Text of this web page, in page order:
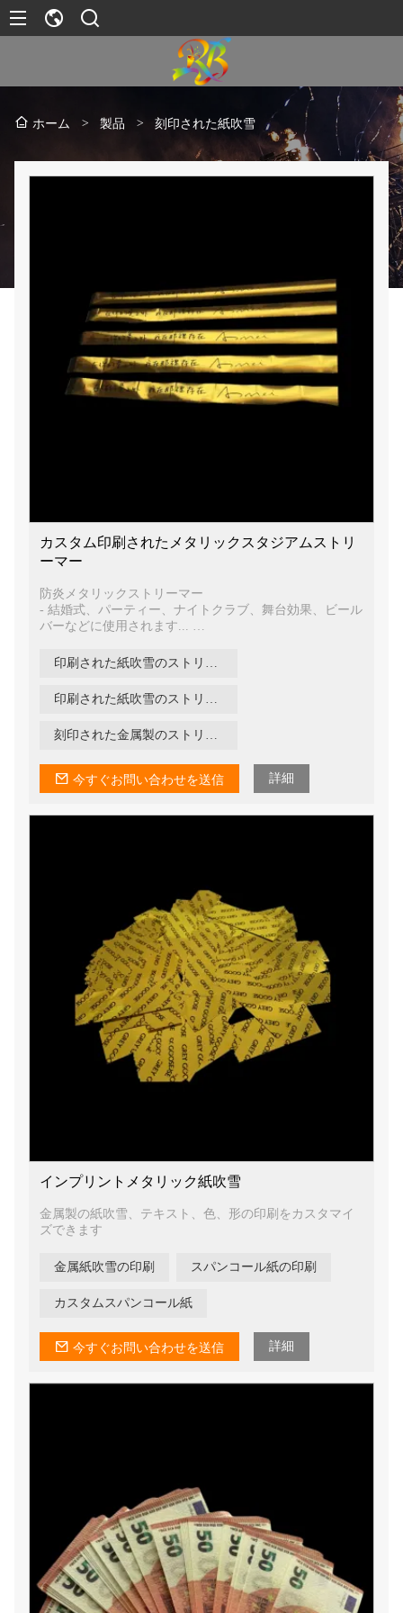
ホーム > 製品 > 刻印された紙吹雪
カスタム印刷されたメタリックスタジアムストリ
ーマー
防炎メタリックストリーマー
- 結婚式、パーティー、ナイトクラブ、舞台効果、ビール
バーなどに使用されます...
印刷された紙吹雪のストリーマー
印刷された紙吹雪のストリーマー
刻印された金属製のストリーマー
今すぐお問い合わせを送信 詳細
インプリントメタリック紙吹雪
金属製の紙吹雪、テキスト、色、形の印刷をカスタマイ
ズできます
金属紙吹雪の印刷 スパンコール紙の印刷
カスタムスパンコール紙
今すぐお問い合わせを送信 詳細